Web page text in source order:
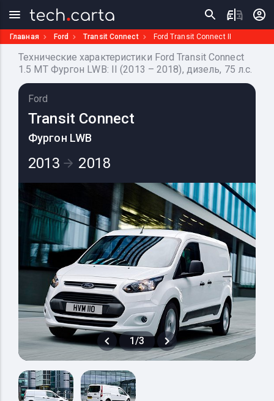
Главная Ford Transit Connect Ford Transit Connect II
Технические характеристики Ford Transit Connect
1.5 MT Фургон LWB: II (2013 – 2018), дизель, 75 л.с.
Ford
Transit Connect
Фургон LWB
2013 2018
1/3